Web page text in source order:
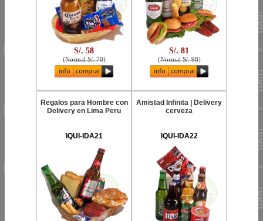
S/. 58
(Normal S/. 70)
S/. 81
(Normal S/. 98)
Regalos para Hombre con
Delivery en Lima Peru
IQUI-IDA21
Amistad Infinita | Delivery
cerveza
IQUI-IDA22